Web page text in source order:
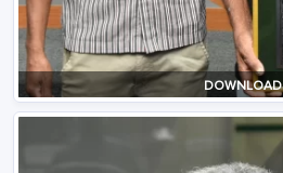
DOWNLOAD